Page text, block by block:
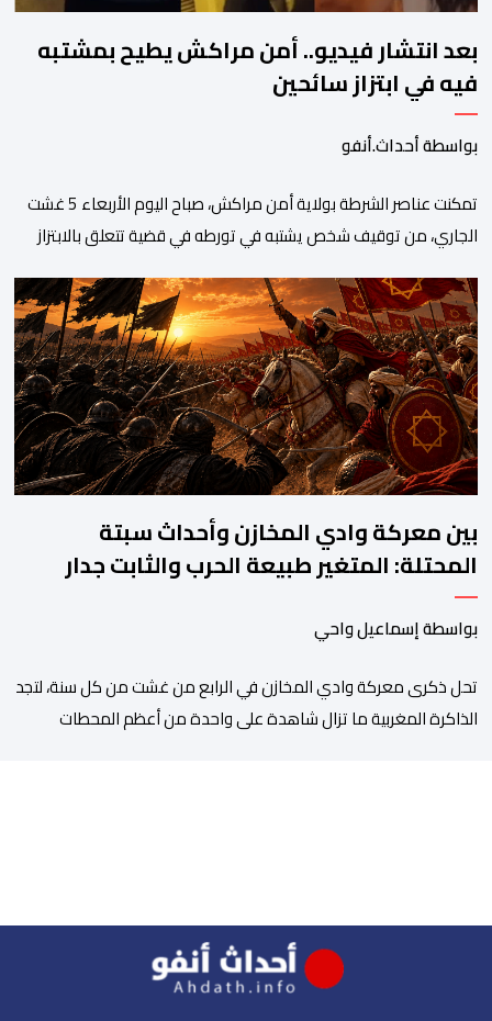
بعد انتشار فيديو.. أمن مراكش يطيح بمشتبه
فيه في ابتزاز سائحين
بواسطة أحداث.أنفو
تمكنت عناصر الشرطة بولاية أمن مراكش، صباح اليوم الأربعاء 5 غشت
الجاري، من توقيف شخص يشتبه في تورطه في قضية تتعلق بالابتزاز
سائحين أجنبيين للابتزاز بالمدينة العتيقة بمراكش، وطالبهما بمبلغ مالي
غير مستحق بدعوى ممارسة نشاط مرتبط بالإرشاد السياحي بدون
رخصة، وهي الأفعال الإجرامية التي […]
بين معركة وادي المخازن وأحداث سبتة
المحتلة: المتغير طبيعة الحرب والثابت جدار
الصد الوطني
بواسطة إسماعيل واحي
تحل ذكرى معركة وادي المخازن في الرابع من غشت من كل سنة، لتجد
الذاكرة المغربية ما تزال شاهدة على واحدة من أعظم المحطات